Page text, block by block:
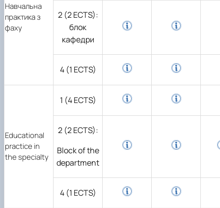
Навчальна
практика з
фаху
2 (2 ECTS):
блок
кафедри
4 (1 ECTS)
Educational
practice in
the specialty
1 (4 ECTS)
2 (2 ECTS):
Block of the
department
4 (1 ECTS)